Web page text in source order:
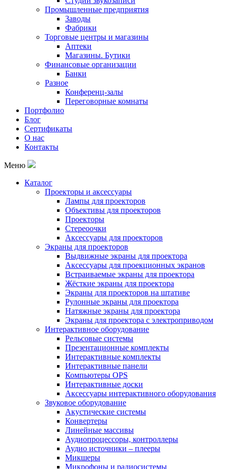
Промышленные предприятия
Заводы
Фабрики
Торговые центры и магазины
Аптеки
Магазины. Бутики
Финансовые организации
Банки
Разное
Конференц-залы
Переговорные комнаты
Портфолио
Блог
Сертификаты
О нас
Контакты
Меню
Каталог
Проекторы и аксессуары
Лампы для проекторов
Объективы для проекторов
Проекторы
Стереоочки
Аксессуары для проекторов
Экраны для проекторов
Выдвижные экраны для проектора
Аксессуары для проекционных экранов
Встраиваемые экраны для проектора
Жёсткие экраны для проектора
Экраны для проекторов на штативе
Рулонные экраны для проектора
Натяжные экраны для проектора
Экраны для проектора с электроприводом
Интерактивное оборудование
Рельсовые системы
Презентационные комплекты
Интерактивные комплекты
Интерактивные панели
Компьютеры OPS
Интерактивные доски
Аксессуары интерактивного оборудования
Звуковое оборудование
Акустические системы
Конвертеры
Линейные массивы
Аудиопроцессоры, контроллеры
Аудио источники – плееры
Микшеры
Микрофоны и радиосистемы